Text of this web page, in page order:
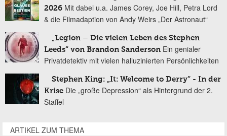
2026 Mit dabei u.a. James Corey, Joe Hill, Petra Lord
& die Filmadaption von Andy Weirs „Der Astronaut“
„Legion – Die vielen Leben des Stephen
Leeds“ von Brandon Sanderson Ein genialer
Privatdetektiv mit vielen halluzinierten Persönlichkeiten
Stephen King: „It: Welcome to Derry“ - In der
Krise Die „große Depression“ als Hintergrund der 2.
Staffel
ARTIKEL ZUM THEMA